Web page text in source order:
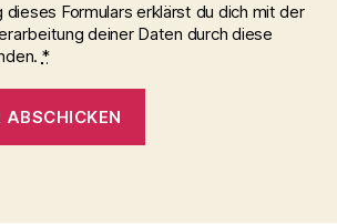
dieses Formulars erklärst du dich mit der
deiner Daten durch diese
*